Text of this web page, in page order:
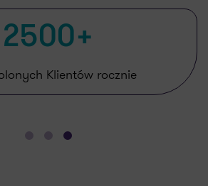
2500+
Klientów rocznie